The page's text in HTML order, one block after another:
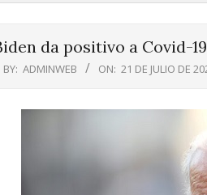
da positivo a Covid-
BY: ADMINWEB ON: 21 DE JULIO DE